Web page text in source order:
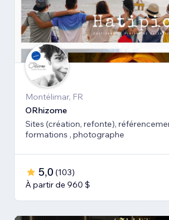
Montélimar, FR
ORhizome
Sites (création, refonte),
formations , photographe
5,0 (103)
À partir de 960 $